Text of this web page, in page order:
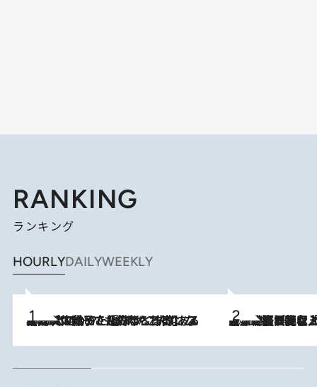
RANKING
ランキング
HOURLYDAILYWEEKLY
2026.8.5
【阿川佐和子さんの年とる力】なぜ70代で始めた趣味は“こんなに楽しい”のか？ ピアノ、俳句…スランプに陥っても続けられる“ある秘訣”とは 2026.8.5
【なぜ吉沢亮は「気配を消せる」のか？】興行収入208億の『国宝』を経て挑むミュージカル『ディア・エヴァン・ハンセン』。トップ俳優が舞台上でさらけ出した“孤独”とは